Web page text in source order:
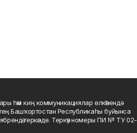
һәм киң коммуникациялар өлкәһендә
Башҡортостан Республикаһы буйынса
теркәлде. Теркәү номеры ПИ № ТУ 02-